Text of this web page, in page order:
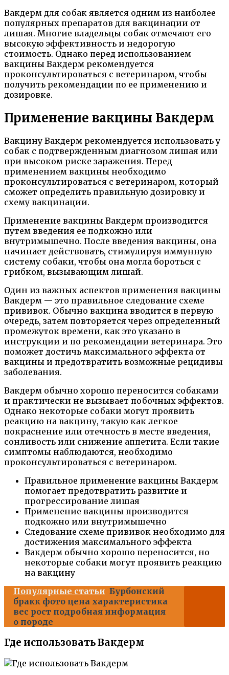
Вакдерм для собак является одним из наиболее
популярных препаратов для вакцинации от
лишая. Многие владельцы собак отмечают его
высокую эффективность и недорогую
стоимость. Однако перед использованием
вакцины Вакдерм рекомендуется
проконсультироваться с ветеринаром, чтобы
получить рекомендации по ее применению и
дозировке.
Применение вакцины Вакдерм
Вакцину Вакдерм рекомендуется использовать у
собак с подтвержденным диагнозом лишая или
при высоком риске заражения. Перед
применением вакцины необходимо
проконсультироваться с ветеринаром, который
сможет определить правильную дозировку и
схему вакцинации.
Применение вакцины Вакдерм производится
путем введения ее подкожно или
внутримышечно. После введения вакцины, она
начинает действовать, стимулируя иммунную
систему собаки, чтобы она могла бороться с
грибком, вызывающим лишай.
Один из важных аспектов применения вакцины
Вакдерм — это правильное следование схеме
прививок. Обычно вакцина вводится в первую
очередь, затем повторяется через определенный
промежуток времени, как это указано в
инструкции и по рекомендации ветеринара. Это
поможет достичь максимального эффекта от
вакцины и предотвратить возможные рецидивы
заболевания.
Вакдерм обычно хорошо переносится собаками
и практически не вызывает побочных эффектов.
Однако некоторые собаки могут проявить
реакцию на вакцину, такую как легкое
покраснение или отечность в месте введения,
сонливость или снижение аппетита. Если такие
симптомы наблюдаются, необходимо
проконсультироваться с ветеринаром.
Правильное применение вакцины Вакдерм
помогает предотвратить развитие и
прогрессирование лишая
Применение вакцины производится
подкожно или внутримышечно
Следование схеме прививок необходимо для
достижения максимального эффекта
Вакдерм обычно хорошо переносится, но
некоторые собаки могут проявить реакцию
на вакцину
Популярные статьи Бурбонский
бракк фото цена характеристика
вес рост подробная информация
о породе
Где использовать Вакдерм